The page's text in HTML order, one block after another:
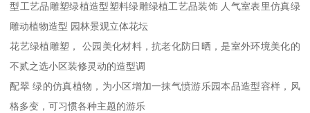
型工艺品雕塑绿植造型塑料绿雕绿植工艺品装饰 人气室表里仿真绿
雕动植物造型 园林景观立体花坛
花艺绿植雕塑， 公园美化材料，抗老化防日晒，是室外环境美化的
不贰之选小区装修灵动的造型调
配翠 绿的仿真植物，为小区增加一抹气愤游乐园本品造型容样，风
格多变，可习惯各种主题的游乐